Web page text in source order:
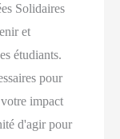
Solidaires
et
étudiants.
pour
impact
d'agir pour